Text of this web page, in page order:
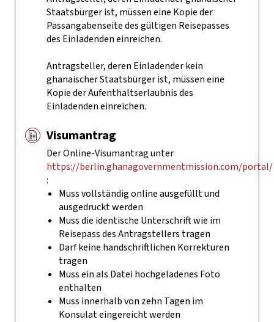
Staatsbürger ist, müssen eine Kopie der
Passangabenseite des gültigen Reisepasses
des Einladenden einreichen.
Antragsteller, deren Einladender kein
ghanaischer Staatsbürger ist, müssen eine
Kopie der Aufenthaltserlaubnis des
Einladenden einreichen.
Visumantrag
Der Online-Visumantrag unter
https://berlin.ghanagovernmentmission.com/portal/
:
Muss vollständig online ausgefüllt und
ausgedruckt werden
Muss die identische Unterschrift wie im
Reisepass des Antragstellers tragen
Darf keine handschriftlichen Korrekturen
tragen
Muss ein als Datei hochgeladenes Foto
enthalten
Muss innerhalb von zehn Tagen im
Konsulat eingereicht werden